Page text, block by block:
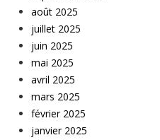
août 2025
juillet 2025
juin 2025
mai 2025
avril 2025
mars 2025
février 2025
janvier 2025